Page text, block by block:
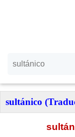
sultánico